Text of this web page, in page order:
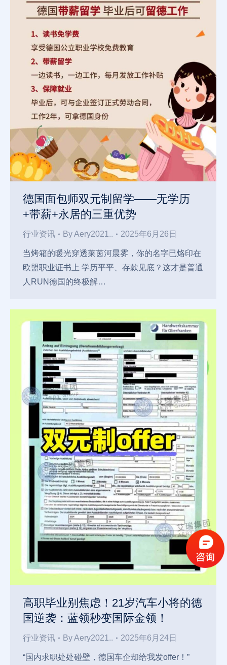
德国面包师双元制留学——无学历
+带薪+永居的三重优势
行业资讯 ByAery2021.. 2025年6月26日
当烤箱的暖光穿透莱茵河晨雾，你的名字已烙印在
欧盟职业证书上 学历平平、存款见底？这才是普通
人RUN德国的终极解…
高职毕业别焦虑！21岁汽车小将的德
国逆袭：蓝领秒变国际金领！
行业资讯 ByAery2021.. 2025年6月24日
“国内求职处处碰壁，德国车企却给我发offer！”